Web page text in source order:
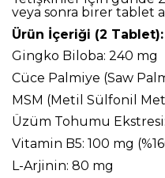
veya sonra birer tablet
Ürün İçeriği (2 Tablet):
Gingko Biloba: 240 mg
Cüce Palmiye (Saw
MSM (Metil Sülfonil
Üzüm Tohumu
Vitamin B5: 100 mg
L-Arjinin: 80 mg